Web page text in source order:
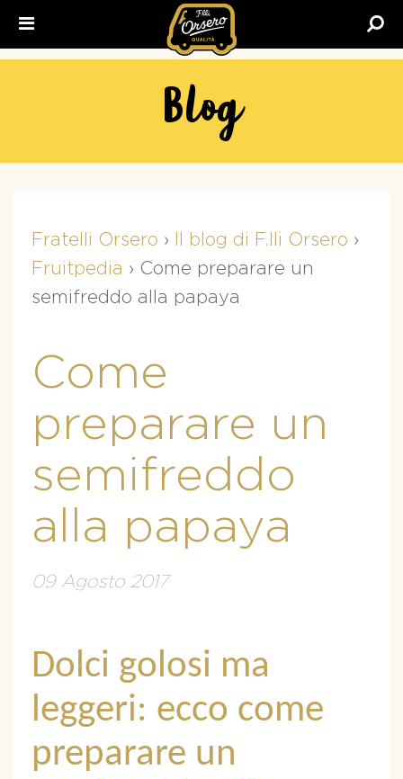
Blog
Fratelli Orsero › Il blog di F.lli Orsero ›
Fruitpedia › Come preparare un
semifreddo alla papaya
Come
preparare un
semifreddo
alla papaya
09 Agosto 2017
Dolci golosi ma
leggeri: ecco come
preparare un